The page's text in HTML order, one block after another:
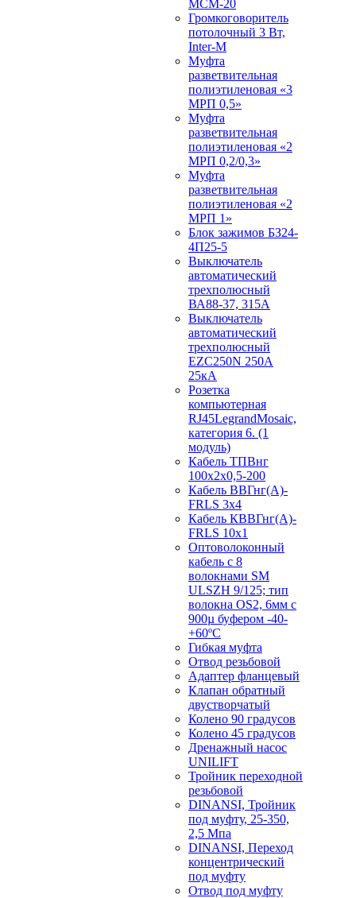
МСМ-20
Громкоговоритель
потолочный 3 Вт,
Inter-M
Муфта
разветвительная
полиэтиленовая «3
МРП 0,5»
Муфта
разветвительная
полиэтиленовая «2
МРП 0,2/0,3»
Муфта
разветвительная
полиэтиленовая «2
МРП 1»
Блок зажимов БЗ24-
4П25-5
Выключатель
автоматический
трехполюсный
ВА88-37, 315А
Выключатель
автоматический
трехполюсный
EZC250N 250А
25кА
Розетка
компьютерная
RJ45LegrandMosaic,
категория 6. (1
модуль)
Кабель ТПВнг
100х2х0,5-200
Кабель ВВГнг(А)-
FRLS 3х4
Кабель КВВГнг(А)-
FRLS 10х1
Оптоволоконный
кабель с 8
волокнами SM
ULSZH 9/125; тип
волокна OS2, 6мм с
900µ буфером -40-
+60ºC
Гибкая муфта
Отвод резьбовой
Адаптер фланцевый
Клапан обратный
двустворчатый
Колено 90 градусов
Колено 45 градусов
Дренажный насос
UNILIFT
Тройник переходной
резьбовой
DINANSI, Тройник
под муфту, 25-350,
2,5 Мпа
DINANSI, Переход
концентрический
под муфту
Отвод под муфту